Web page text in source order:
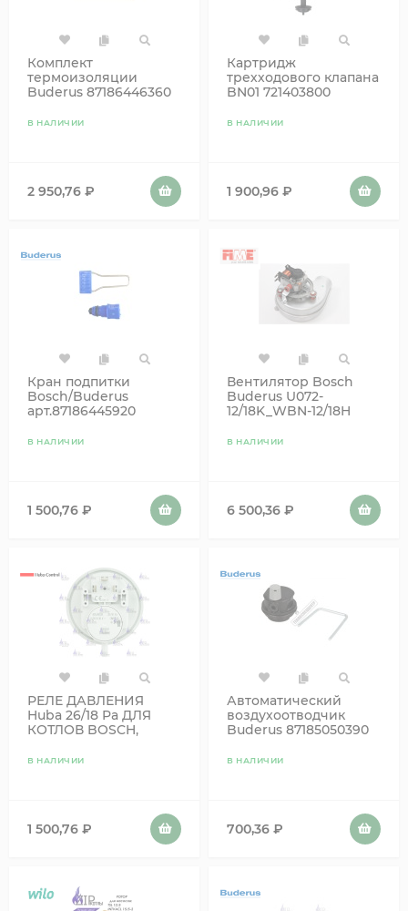
Комплект
термоизоляции
Buderus 87186446360
В НАЛИЧИИ
2 950,76 ₽
Картридж
трехходового клапана
BN01 721403800
В НАЛИЧИИ
1 900,96 ₽
Кран подпитки
Bosch/Buderus
арт.87186445920
В НАЛИЧИИ
1 500,76 ₽
Вентилятор Bosch
Buderus U072-
12/18K_WBN-12/18H
В НАЛИЧИИ
6 500,36 ₽
РЕЛЕ ДАВЛЕНИЯ
Huba 26/18 Pa ДЛЯ
КОТЛОВ BOSCH,
В НАЛИЧИИ
1 500,76 ₽
Автоматический
воздухоотводчик
Buderus 87185050390
В НАЛИЧИИ
700,36 ₽